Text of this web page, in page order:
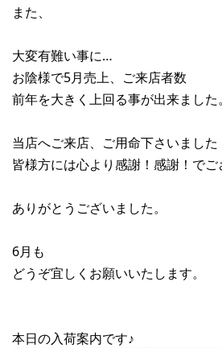
また、
大変有難い事に…
お陰様で5月売上、ご来店者数
前年を大きく上回る事が出来ました。
当店へご来店、ご用命下さいました
皆様方には心より感謝！感謝！でご
ありがとうございました。
6月も
どうぞ宜しくお願いいたします。
本日の入荷案内です♪